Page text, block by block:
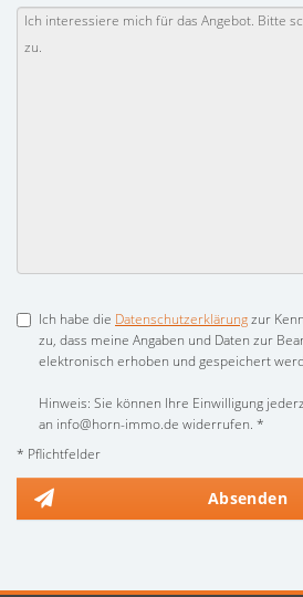
Ich habe die Datenschutzerklärungzur
zu, dass meine Angaben und Daten zur
elektronisch erhoben und gespeichert
Hinweis: Sie können Ihre Einwilligung
an info@horn-immo.de widerrufen. *
* Pflichtfelder
Absenden